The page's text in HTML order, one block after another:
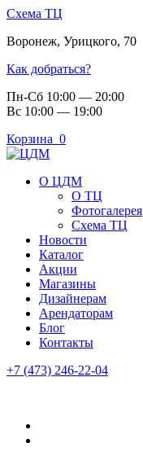
Схема ТЦ
Воронеж, Урицкого, 70
Как добраться?
Пн-Сб 10:00 — 20:00
Вс 10:00 — 19:00
Корзина 0
О ЦДМ
О ТЦ
Фотогалерея
Схема ТЦ
Новости
Каталог
Акции
Магазины
Дизайнерам
Арендаторам
Блог
Контакты
+7 (473) 246-22-04